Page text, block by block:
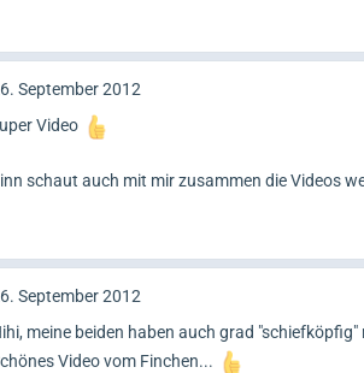
September 2012
Video
schaut auch mit mir zusammen die Videos
September 2012
meine beiden haben auch grad "schiefköpfig"
Video vom Finchen...